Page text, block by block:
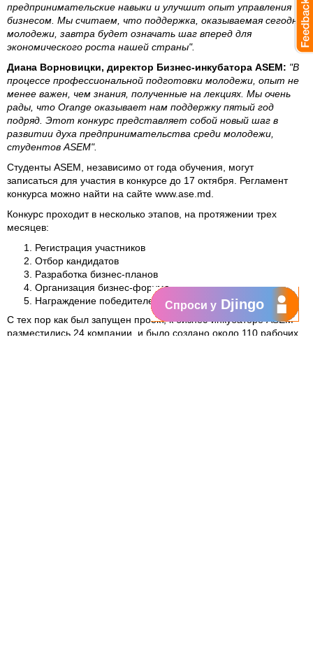
предпринимательские навыки и улучшит опыт управления
бизнесом. Мы считаем, что поддержка, оказываемая сегодня
молодежи, завтра будет означать шаг вперед для
экономического роста нашей страны".
Диана Ворновицки, директор Бизнес-инкубатора ASEM: "В
процессе профессиональной подготовки молодежи, опыт не
менее важен, чем знания, полученные на лекциях. Мы очень
рады, что Orange оказывает нам поддержку пятый год
подряд. Этот конкурс представляет собой новый шаг в
развитии духа предпринимательства среди молодежи,
студентов ASEM".
Студенты ASEM, независимо от года обучения, могут
записаться для участия в конкурсе до 17 октября. Регламент
конкурса можно найти на сайте www.ase.md
Конкурс проходит в несколько этапов, на протяжении трех
месяцев:
Регистрация участников
Отбор кандидатов
Разработка бизнес-планов
Организация бизнес-форума
Награждение победителей.
С тех пор как был запущен проект, к бизнес-инкубаторе ASEM
разместились 24 компании, и было создано около 110 рабочих
Спроси у Djingo